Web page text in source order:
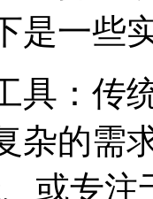
是一些
具：传
杂的需
或专